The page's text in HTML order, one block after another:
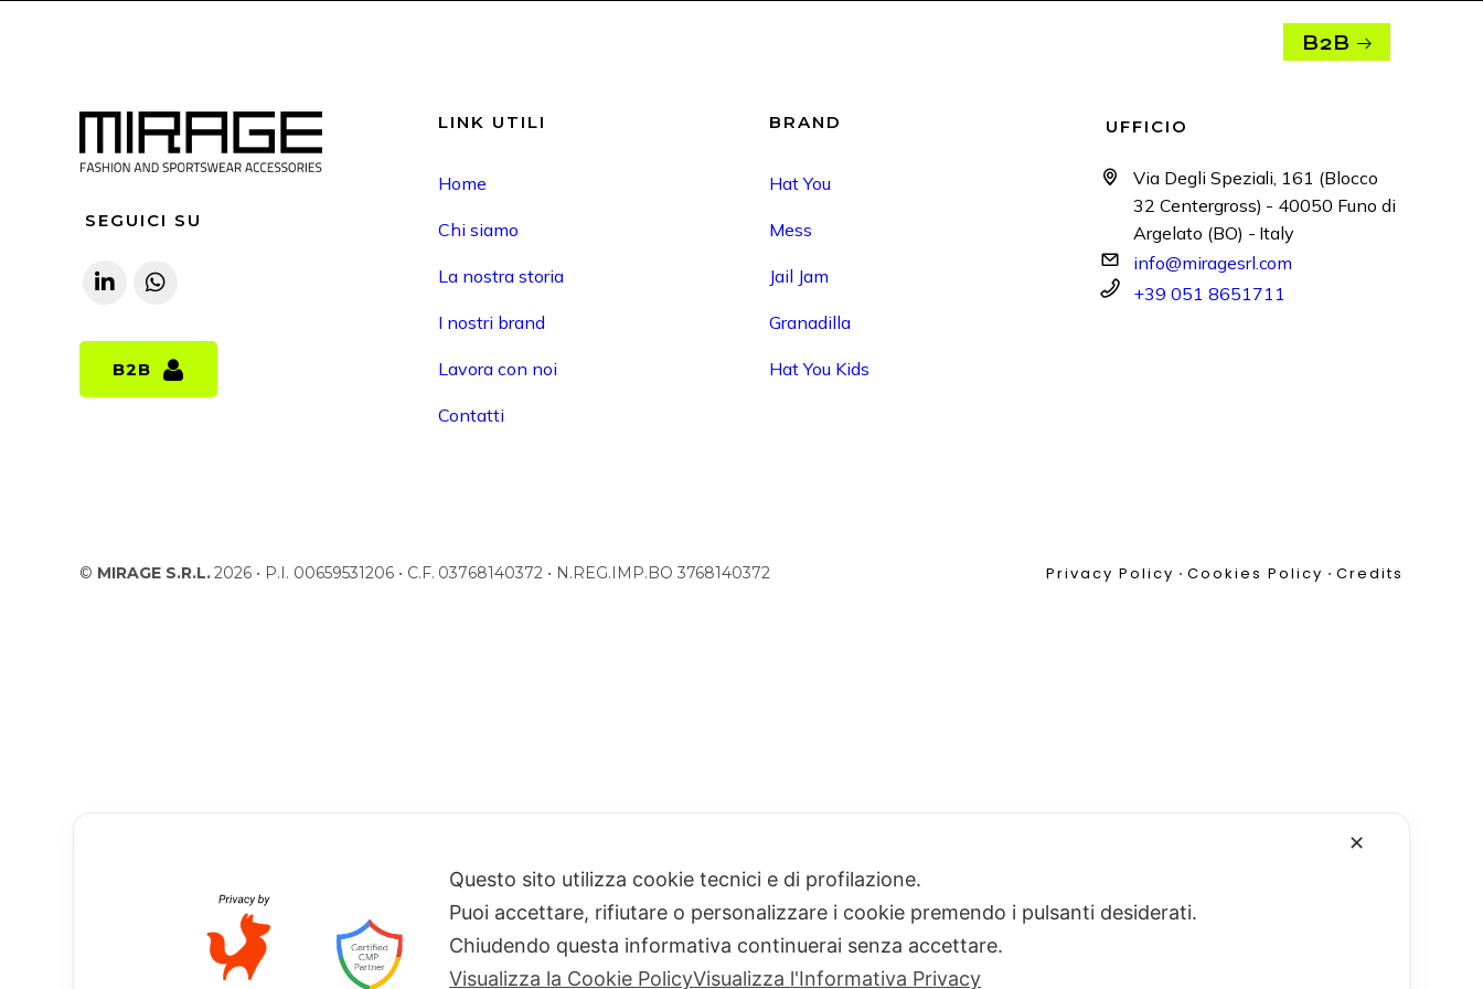
B2B
SEGUICI SU
B2B
B2B
LINK UTILI
Home
Chi siamo
La nostra storia
I nostri brand
Lavora con noi
Contatti
BRAND
Hat You
Mess
Jail Jam
Granadilla
Hat You Kids
UFFICIO
Via Degli Speziali, 161 (Blocco
32 Centergross) - 40050 Funo di
Argelato (BO) - Italy
info@miragesrl.com
+39 051 8651711
© MIRAGE S.R.L.2026 • P.I. 00659531206 • C.F. 03768140372 • N.REG.IMP.BO 3768140372 Privacy Policy •Cookies Policy • Credits
✕
Questo sito utilizza cookie tecnici e di profilazione.
Puoi accettare, rifiutare o personalizzare i cookie premendo i pulsanti desiderati.
Chiudendo questa informativa continuerai senza accettare.
Visualizza la Cookie PolicyVisualizza l'Informativa Privacy